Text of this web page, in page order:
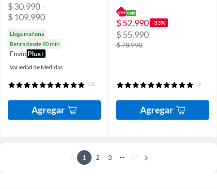
$ 30.990 -
$ 109.990
Llega mañana
Retira desde 90 min
EnvíoPlus+
Variedad de Medidas
(33)
Agregar
$ 52.990 -33%
$ 55.990
$ 78.990
(6)
Agregar
1 2 3 ... 47